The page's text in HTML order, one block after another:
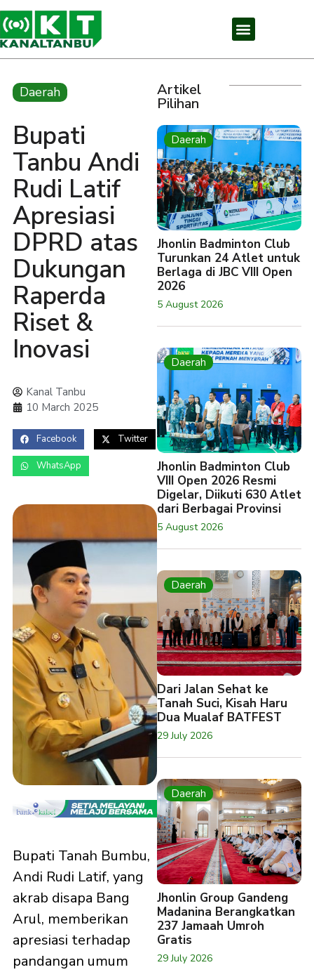
Daerah
Bupati
Tanbu Andi
Rudi Latif
Apresiasi
DPRD atas
Dukungan
Raperda
Riset &
Inovasi
Kanal Tanbu
10 March 2025
Facebook Twitter
WhatsApp
Bupati Tanah Bumbu,
Andi Rudi Latif, yang
akrab disapa Bang
Arul, memberikan
apresiasi terhadap
pandangan umum
Artikel
Pilihan
Daerah
Jhonlin Badminton Club
Turunkan 24 Atlet untuk
Berlaga di JBC VIII Open
2026
5 August 2026
Daerah
Jhonlin Badminton Club
VIII Open 2026 Resmi
Digelar, Diikuti 630 Atlet
dari Berbagai Provinsi
5 August 2026
Daerah
Dari Jalan Sehat ke
Tanah Suci, Kisah Haru
Dua Mualaf BATFEST
29 July 2026
Daerah
Jhonlin Group Gandeng
Madanina Berangkatkan
237 Jamaah Umroh
Gratis
29 July 2026